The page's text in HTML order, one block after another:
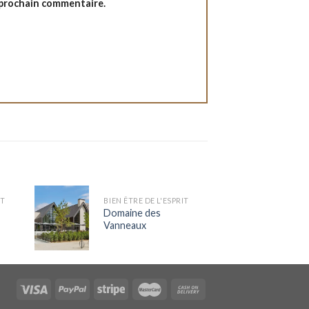
commentaire.
BIEN ÊTRE DE L'ESPRIT
Domaine des
Vanneaux